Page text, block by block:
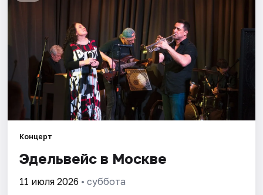
Экскурсии
Спорт
Города
Площадки
Концерт
Эдельвейс в Москве
11 июля 2026 • суббота